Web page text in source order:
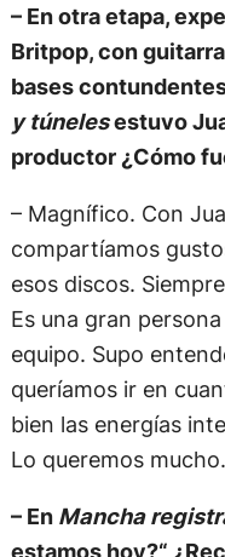
– En otra etapa,
Britpop, con
bases
y túnelesestuvo
productor ¿Cómo
– Magnífico. Con
compartíamos
esos discos.
Es una gran
equipo. Supo
queríamos ir en
bien las energías
Lo queremos mucho.
– En Mancha
estamos hoy?“